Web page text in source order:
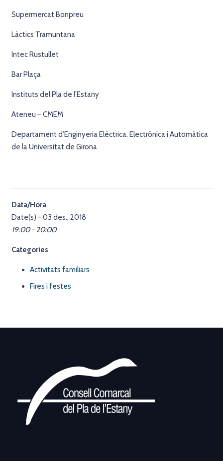
Supermercat Bonpreu
Làctics Tramuntana
Intec Rustullet
Bar Plaça
Instituts del Pla de l’Estany
Ateneu – CMEM
Departament d’Enginyeria Elèctrica, Electrònica i Automàtica
de la Universitat de Girona
Data/Hora
Date(s) - 03 des., 2018
19:00 - 20:00
Categories
Activitats familiars
Fires i festes